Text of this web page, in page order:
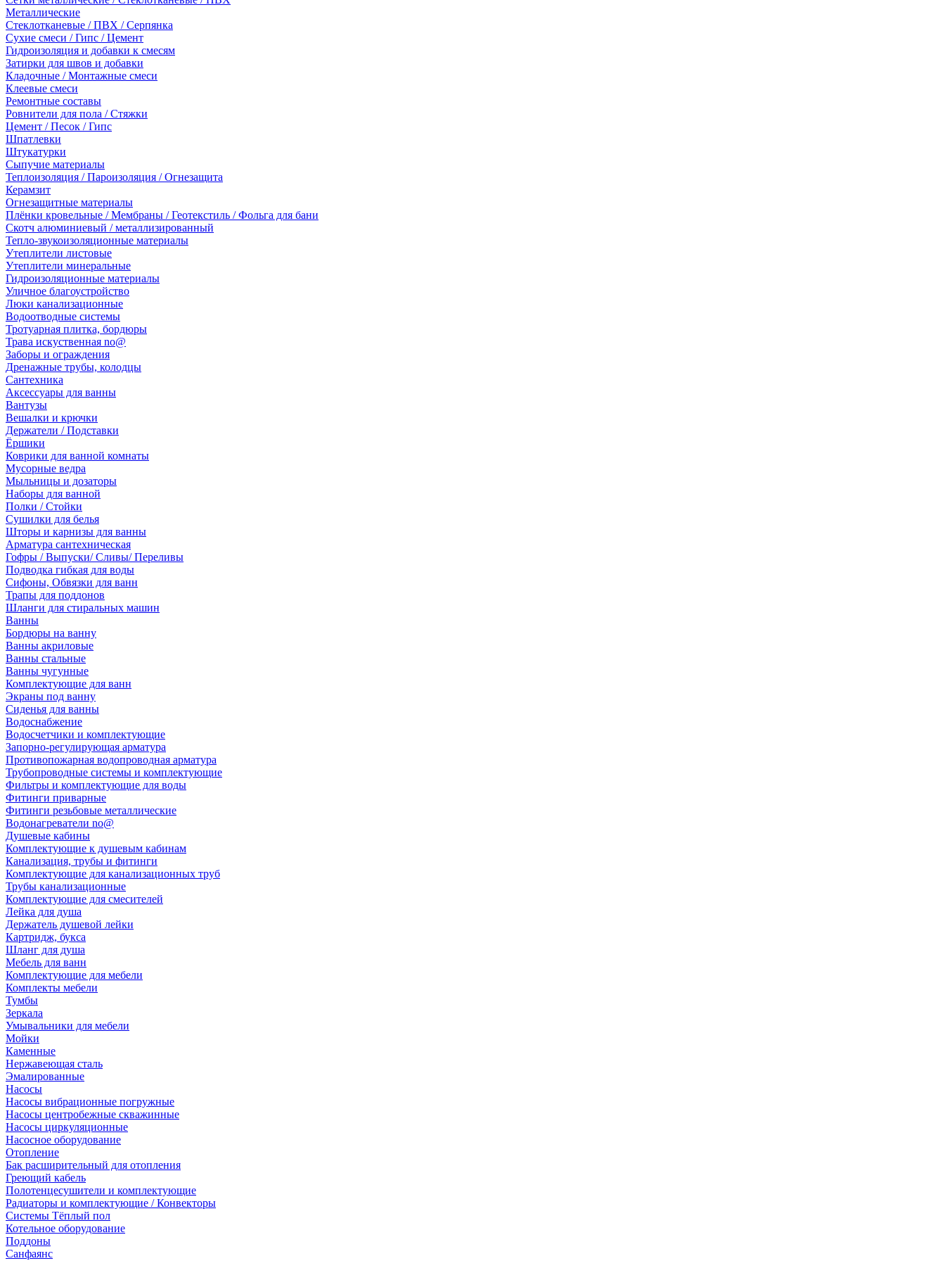
Металлические
Стеклотканевые / ПВХ / Серпянка
Сухие смеси / Гипс / Цемент
Гидроизоляция и добавки к смесям
Затирки для швов и добавки
Кладочные / Монтажные смеси
Клеевые смеси
Ремонтные составы
Ровнители для пола / Стяжки
Цемент / Песок / Гипс
Шпатлевки
Штукатурки
Сыпучие материалы
Теплоизоляция / Пароизоляция / Огнезащита
Керамзит
Огнезащитные материалы
Плёнки кровельные / Мембраны / Геотекстиль / Фольга для бани
Скотч алюминиевый / металлизированный
Тепло-звукоизоляционные материалы
Утеплители листовые
Утеплители минеральные
Гидроизоляционные материалы
Уличное благоустройство
Люки канализационные
Водоотводные системы
Тротуарная плитка, бордюры
Трава искуственная no@
Заборы и ограждения
Дренажные трубы, колодцы
Сантехника
Аксессуары для ванны
Вантузы
Вешалки и крючки
Держатели / Подставки
Ёршики
Коврики для ванной комнаты
Мусорные ведра
Мыльницы и дозаторы
Наборы для ванной
Полки / Стойки
Сушилки для белья
Шторы и карнизы для ванны
Арматура сантехническая
Гофры / Выпуски/ Сливы/ Переливы
Подводка гибкая для воды
Сифоны, Обвязки для ванн
Трапы для поддонов
Шланги для стиральных машин
Ванны
Бордюры на ванну
Ванны акриловые
Ванны стальные
Ванны чугунные
Комплектующие для ванн
Экраны под ванну
Сиденья для ванны
Водоснабжение
Водосчетчики и комплектующие
Запорно-регулирующая арматура
Противопожарная водопроводная арматура
Трубопроводные системы и комплектующие
Фильтры и комплектующие для воды
Фитинги приварные
Фитинги резьбовые металлические
Водонагреватели no@
Душевые кабины
Комплектующие к душевым кабинам
Канализация, трубы и фитинги
Комплектующие для канализационных труб
Трубы канализационные
Комплектующие для смесителей
Лейка для душа
Держатель душевой лейки
Картридж, букса
Шланг для душа
Мебель для ванн
Комплектующие для мебели
Комплекты мебели
Тумбы
Зеркала
Умывальники для мебели
Мойки
Каменные
Нержавеющая сталь
Эмалированные
Насосы
Насосы вибрационные погружные
Насосы центробежные скважинные
Насосы циркуляционные
Насосное оборудование
Отопление
Бак расширительный для отопления
Греющий кабель
Полотенцесушители и комплектующие
Радиаторы и комплектующие / Конвекторы
Системы Тёплый пол
Котельное оборудование
Поддоны
Санфаянс